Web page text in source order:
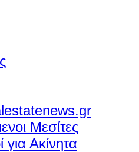
Μεσίτες
για Ακίνητα